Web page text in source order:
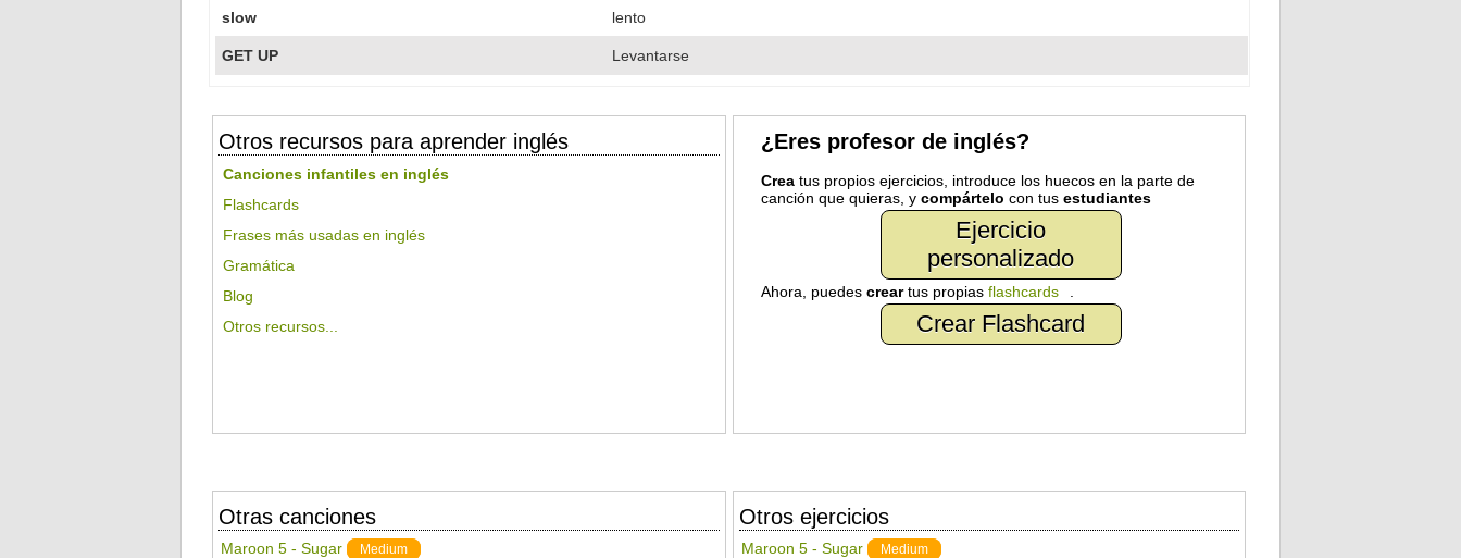
slow lento
GET UP Levantarse
Otros recursos para aprender inglés
Canciones infantiles en inglés
Flashcards
Frases más usadas en inglés
Gramática
Blog
Otros recursos...
¿Eres profesor de inglés?
Creatus propios ejercicios, introduce los huecos en la parte de
canción que quieras, y compártelo con tus estudiantes
Ejercicio
personalizado
Ahora, puedes creartus propias flashcards
Crear Flashcard
Otras canciones
Maroon 5 - Sugar Medium
Otros ejercicios
Maroon 5 - Sugar Medium